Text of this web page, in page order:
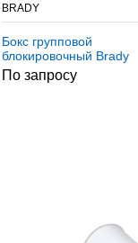
BRADY
Бокс групповой
блокировочный Brady
малый с окном
lexan,материал, Сталь
По запросу